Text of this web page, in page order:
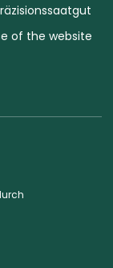
of the website